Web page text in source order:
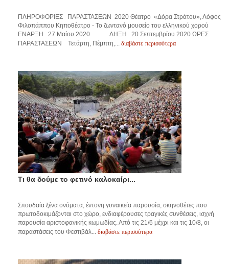
ΠΛΗΡΟΦΟΡΙΕΣ ΠΑΡΑΣΤΑΣΕΩΝ 2020 Θέατρο «Δόρα Στράτου», Λόφος
Φιλοπάππου Κηποθέατρο - Το ζωντανό μουσείο του ελληνικού χορού
ΕΝΑΡΞΗ 27 Μαΐου 2020 ΛΗΞΗ 20 Σεπτεμβρίου 2020 ΩΡΕΣ
ΠΑΡΑΣΤΑΣΕΩΝ Τετάρτη, Πέμπτη,... διαβάστε περισσότερα
Τι θα δούμε το φετινό καλοκαίρι...
Σπουδαία ξένα ονόματα, έντονη γυναικεία παρουσία, σκηνοθέτες που
πρωτοδοκιμάζονται στο χώρο, ενδιαφέρουσες τραγικές συνθέσεις, ισχνή
παρουσία αριστοφανικής κωμωδίας. Από τις 21/6 μέχρι και τις 10/8, οι
παραστάσεις του Φεστιβάλ... διαβάστε περισσότερα